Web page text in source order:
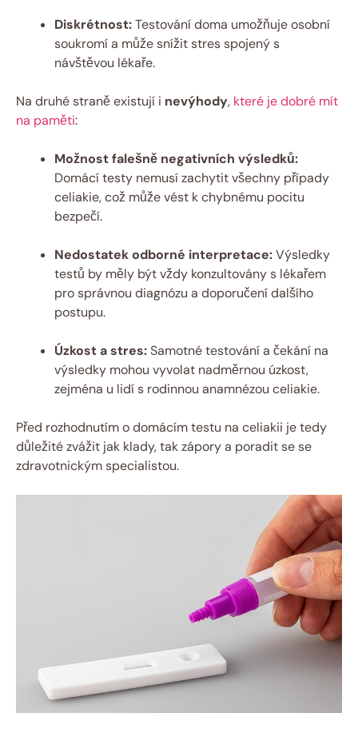
Diskrétnost:Testování doma umožňuje osobní
soukromí a může snížit stres spojený s
návštěvou lékaře.
Na druhé straně existují i nevýhody, které je dobré mít
na paměti:
Možnost falešně negativních výsledků:
Domácí testy nemusí zachytit všechny případy
celiakie, což může vést k chybnému pocitu
bezpečí.
Nedostatek odborné interpretace:Výsledky
testů by měly být vždy konzultovány s lékařem
pro správnou diagnózu a doporučení dalšího
postupu.
Úzkost a stres:Samotné testování a čekání na
výsledky mohou vyvolat nadměrnou úzkost,
zejména u lidí s rodinnou anamnézou celiakie.
Před rozhodnutím o domácím testu na celiakii je tedy
důležité zvážit jak klady, tak zápory a poradit se se
zdravotnickým specialistou.